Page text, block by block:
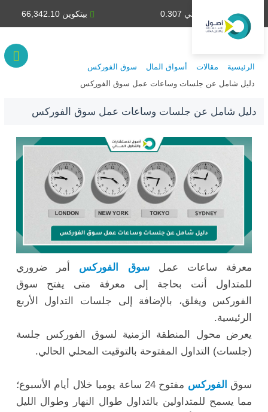
بيتكوين 66,342.10 دينار كويتي 0.307
الرئيسية مقالات أسواق المال سوق الفوركس
دليل شامل عن جلسات وساعات عمل سوق الفوركس
دليل شامل عن جلسات وساعات عمل سوق الفوركس
معرفة ساعات عملسوق الفوركس أمر ضروري
للمتداول أنت بحاجة إلى معرفة متى يفتح سوق
الفوركس ويغلق، بالإضافة إلى جلسات التداول الأربع
الرئيسية.
يعرض محول المنطقة الزمنية لسوق الفوركس جلسة
(جلسات) التداول المفتوحة بالتوقيت المحلي الحالي.
سوق الفوركس
مفتوح 24 ساعة يوميا خلال أيام الأسبوع؛
مما يسمح للمتداولين بالتداول طوال النهار وطوال الليل